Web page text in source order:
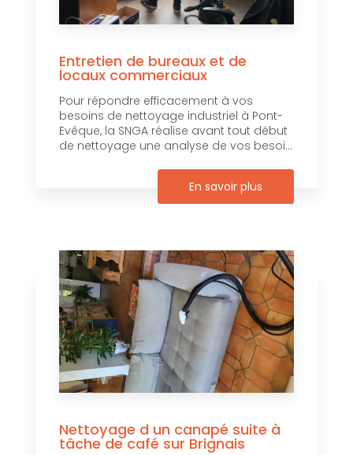
Entretien de bureaux et de
locaux commerciaux
Pour répondre efficacement à vos
besoins de nettoyage industriel à Pont-
Evêque, la SNGA réalise avant tout début
de nettoyage une analyse de vos besoi...
En savoir plus
Nettoyage d un canapé suite à
tâche de café sur Brignais